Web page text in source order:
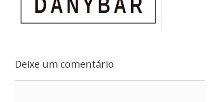
Deixe um comentário